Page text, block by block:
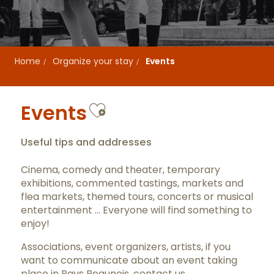
Home Organize your stay Events
EventsAjouter aux
Useful tips and addresses
Cinema, comedy and theater, temporary
exhibitions, commented tastings, markets and
flea markets, themed tours, concerts or musical
entertainment … Everyone will find something to
enjoy!
Associations, event organizers, artists, if you
want to communicate about an event taking